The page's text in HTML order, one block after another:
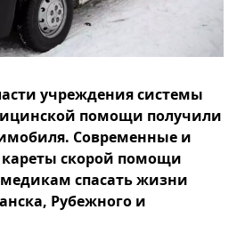
учреждения системы
помощи получили
Современные и
скорой помощи
спасать жизни
Рубежного и